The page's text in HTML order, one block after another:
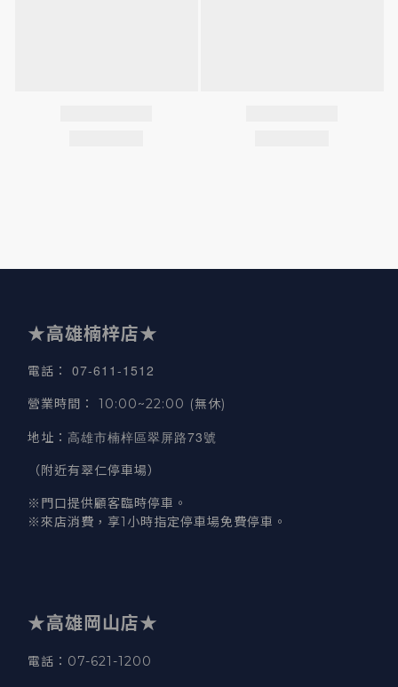
★高雄楠梓店★
電話 ： 07-611-1512
營業時間 ： 10:00~22:00 (無休)
地址 ： 高雄市楠梓區翠屏路73號
（附近有翠仁停車場）
※門口提供顧客臨時停車。
※來店消費，享1小時指定停車場免費停車。
★高雄岡山店★
電話：07-621-1200